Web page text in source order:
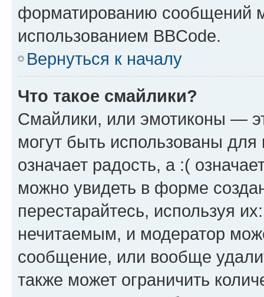
форматированию сообщений
использованием BBCode.
Вернуться к началу
Что такое смайлики?
Смайлики, или эмотиконы —
могут быть использованы
означает радость, а :(
можно увидеть в форме
перестарайтесь, используя
нечитаемым, и модератор
сообщение, или вообще
также может ограничить